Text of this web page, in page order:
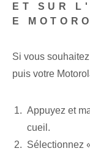
ET SUR
E
Si vous
puis votre
Appuyez et
cueil.
Sélectionnez